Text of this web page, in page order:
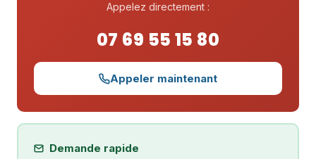
Appelez directement :
07 69 55 15 80
Appeler maintenant
Demande rapide